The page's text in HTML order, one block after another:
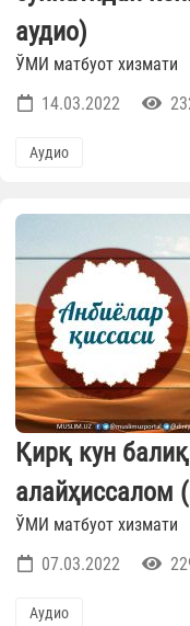
аудио)
ЎМИ матбуот хизмати
14.03.2022
Аудио
Қирқ кун
алайҳиссалом
ЎМИ матбуот хизмати
07.03.2022
Аудио